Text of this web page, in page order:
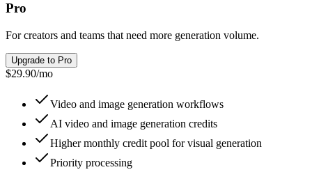
Pro
For creators and teams that need more generation volume.
Upgrade to Pro
$29.90/mo
Video and image generation workflows
AI video and image generation credits
Higher monthly credit pool for visual generation
Priority processing